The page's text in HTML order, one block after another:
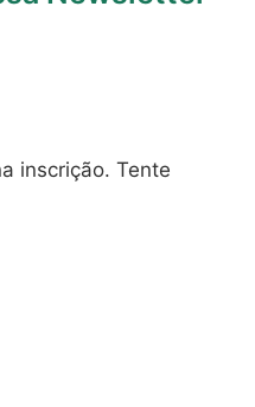
inscrição. Tente